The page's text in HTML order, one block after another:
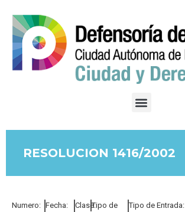
RESOLUCION 1416/2002
Numero: Fecha:
Clase:Tipo de
Tipo de Entrada: